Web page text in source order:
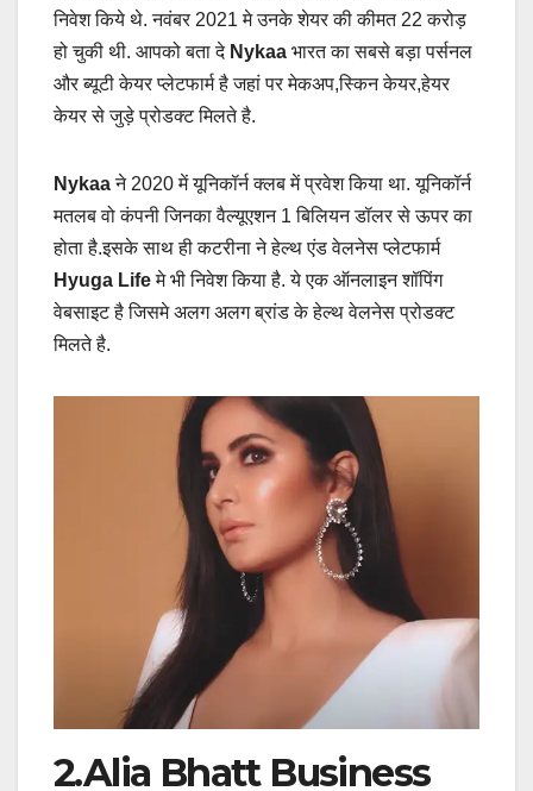
निवेश किये थे. नवंबर 2021 मे उनके शेयर की कीमत 22 करोड़
हो चुकी थी. आपको बता दे Nykaa भारत का सबसे बड़ा पर्सनल
और ब्यूटी केयर प्लेटफार्म है जहां पर मेकअप,स्किन केयर,हेयर
केयर से जुड़े प्रोडक्ट मिलते है.
Nykaaने 2020 में यूनिकॉर्न क्लब में प्रवेश किया था. यूनिकॉर्न
मतलब वो कंपनी जिनका वैल्यूएशन 1 बिलियन डॉलर से ऊपर का
होता है.इसके साथ ही कटरीना ने हेल्थ एंड वेलनेस प्लेटफार्म
Hyuga Lifeमे भी निवेश किया है. ये एक ऑनलाइन शॉपिंग
वेबसाइट है जिसमे अलग अलग ब्रांड के हेल्थ वेलनेस प्रोडक्ट
मिलते है.
2.Alia Bhatt Business